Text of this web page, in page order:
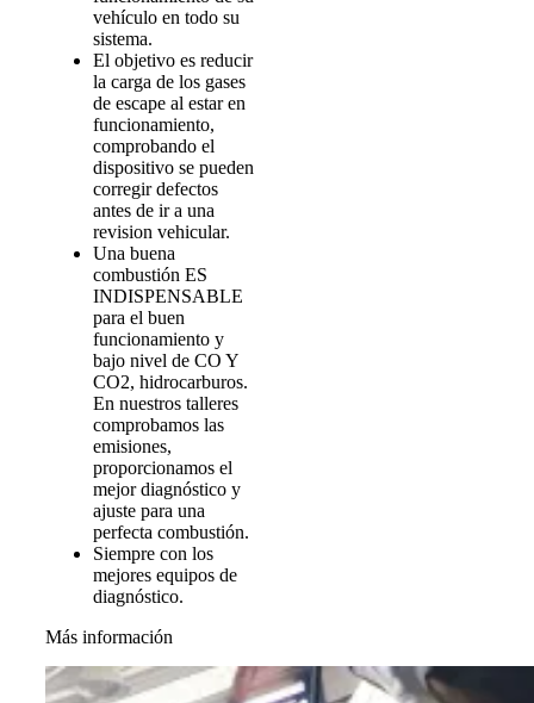
vehículo en todo su
sistema.
El objetivo es reducir
la carga de los gases
de escape al estar en
funcionamiento,
comprobando el
dispositivo se pueden
corregir defectos
antes de ir a una
revision vehicular.
Una buena
combustión ES
INDISPENSABLE
para el buen
funcionamiento y
bajo nivel de CO Y
CO2, hidrocarburos.
En nuestros talleres
comprobamos las
emisiones,
proporcionamos el
mejor diagnóstico y
ajuste para una
perfecta combustión.
Siempre con los
mejores equipos de
diagnóstico.
Más información